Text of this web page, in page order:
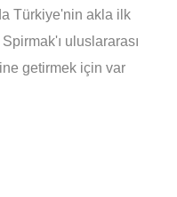
Türkiye'nin akla ilk
uluslararası
getirmek için var